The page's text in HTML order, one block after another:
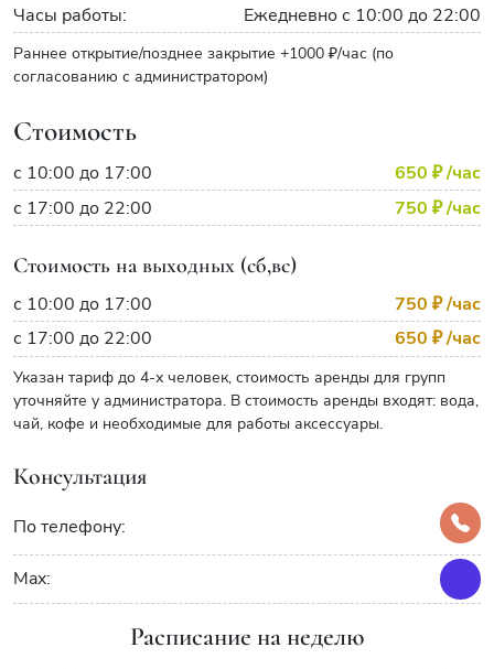
Часы работы:
Ежедневно с 10:00 до 22:00
Раннее открытие/позднее закрытие +1000 ₽/час (по
согласованию с администратором)
Стоимость
с 10:00 до 17:00 650 ₽/час
с 17:00 до 22:00
750 ₽/час
Стоимость на выходных (сб,вс)
с 10:00 до 17:00 750 ₽/час
с 17:00 до 22:00
650 ₽/час
Указан тариф до 4-х человек, стоимость аренды для групп
уточняйте у администратора. В стоимость аренды входят: вода,
чай, кофе и необходимые для работы аксессуары.
Консультация
По телефону:
Max:
Расписание на неделю